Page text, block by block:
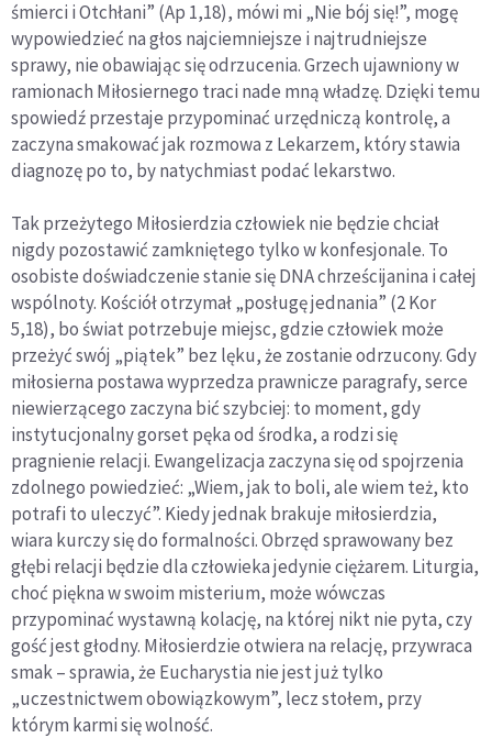
śmierci i Otchłani” (Ap 1,18), mówi mi „Nie bój się!”, mogę
wypowiedzieć na głos najciemniejsze i najtrudniejsze
sprawy, nie obawiając się odrzucenia. Grzech ujawniony w
ramionach Miłosiernego traci nade mną władzę. Dzięki temu
spowiedź przestaje przypominać urzędniczą kontrolę, a
zaczyna smakować jak rozmowa z Lekarzem, który stawia
diagnozę po to, by natychmiast podać lekarstwo.
Tak przeżytego Miłosierdzia człowiek nie będzie chciał
nigdy pozostawić zamkniętego tylko w konfesjonale. To
osobiste doświadczenie stanie się DNA chrześcijanina i całej
wspólnoty. Kościół otrzymał „posługę jednania” (2 Kor
5,18), bo świat potrzebuje miejsc, gdzie człowiek może
przeżyć swój „piątek” bez lęku, że zostanie odrzucony. Gdy
miłosierna postawa wyprzedza prawnicze paragrafy, serce
niewierzącego zaczyna bić szybciej: to moment, gdy
instytucjonalny gorset pęka od środka, a rodzi się
pragnienie relacji. Ewangelizacja zaczyna się od spojrzenia
zdolnego powiedzieć: „Wiem, jak to boli, ale wiem też, kto
potrafi to uleczyć”. Kiedy jednak brakuje miłosierdzia,
wiara kurczy się do formalności. Obrzęd sprawowany bez
głębi relacji będzie dla człowieka jedynie ciężarem. Liturgia,
choć piękna w swoim misterium, może wówczas
przypominać wystawną kolację, na której nikt nie pyta, czy
gość jest głodny. Miłosierdzie otwiera na relację, przywraca
smak – sprawia, że Eucharystia nie jest już tylko
„uczestnictwem obowiązkowym”, lecz stołem, przy
którym karmi się wolność.